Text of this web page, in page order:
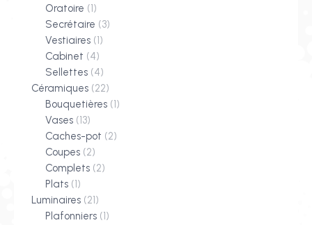
Oratoire (1)
Secrétaire (3)
Vestiaires (1)
Cabinet (4)
Sellettes (4)
Céramiques (22)
Bouquetières (1)
Vases (13)
Caches-pot (2)
Coupes (2)
Complets (2)
Plats (1)
Luminaires (21)
Plafonniers (1)